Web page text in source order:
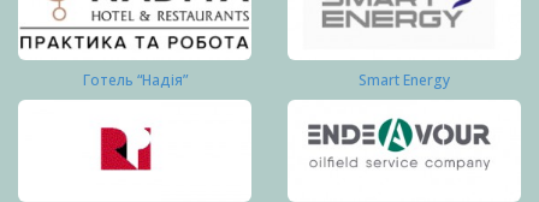
Готель “Надія” Smart Energy